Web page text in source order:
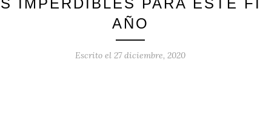
IMPERDIBLES PARA ESTE
AÑO
Escrito el 27 diciembre, 2020